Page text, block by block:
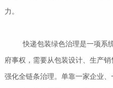
力。
快递包装绿色治理是一项系统
府事权，需要从包装设计、生产
强化全链条治理。单靠一家企业